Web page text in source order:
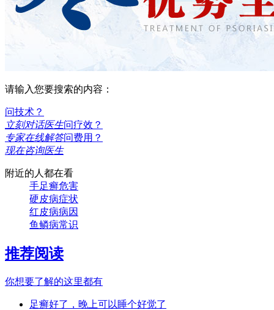
请输入您要搜索的内容：
问技术？
立刻对话医生问疗效？
专家在线解答问费用？
现在咨询医生
附近的人都在看
手足癣危害
硬皮病症状
红皮病病因
鱼鳞病常识
推荐阅读
你想要了解的这里都有
足癣好了，晚上可以睡个好觉了